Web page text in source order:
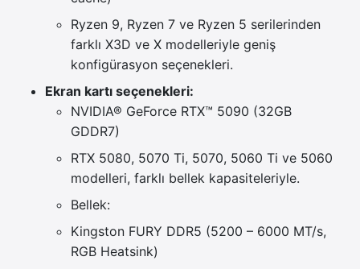
Ryzen 9, Ryzen 7 ve Ryzen 5 serilerinden
farklı X3D ve X modelleriyle geniş
konfigürasyon seçenekleri.
Ekran kartı seçenekleri:
NVIDIA® GeForce RTX™ 5090 (32GB
GDDR7)
RTX 5080, 5070 Ti, 5070, 5060 Ti ve 5060
modelleri, farklı bellek kapasiteleriyle.
Bellek:
Kingston FURY DDR5 (5200 – 6000 MT/s,
RGB Heatsink)